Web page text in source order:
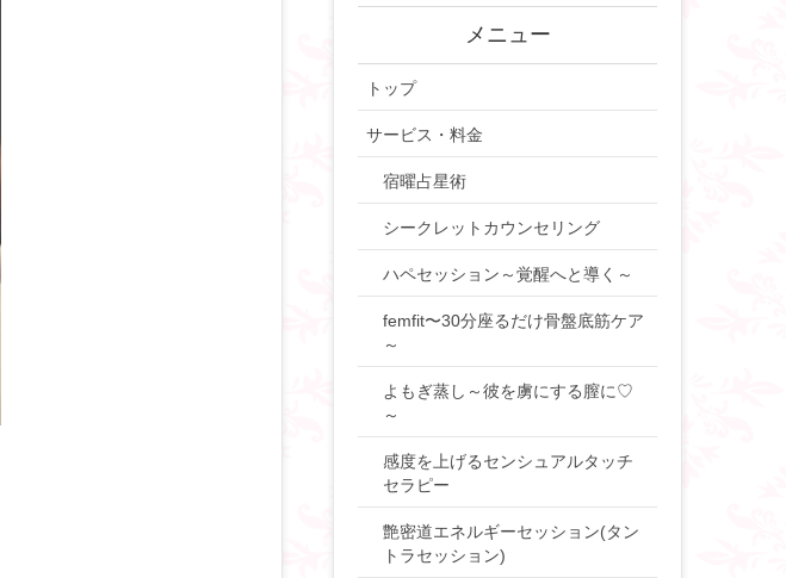
メニュー
トップ
サービス・料金
宿曜占星術
シークレットカウンセリング
ハペセッション～覚醒へと導く～
femfit〜30分座るだけ骨盤底筋ケア
～
よもぎ蒸し～彼を虜にする膣に♡
～
感度を上げるセンシュアルタッチ
セラピー
艶密道エネルギーセッション(タン
トラセッション)